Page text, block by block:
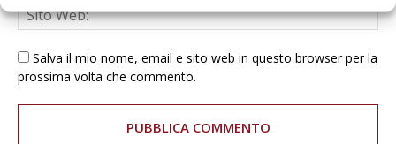
Salva il mio nome, email e sito web in questo browser per la
prossima volta che commento.